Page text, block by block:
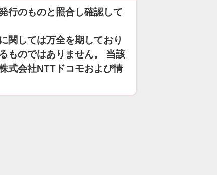
行のものと照合し確認して
関しては万全を期しており
ものではありません。 当該
式会社NTTドコモおよび情